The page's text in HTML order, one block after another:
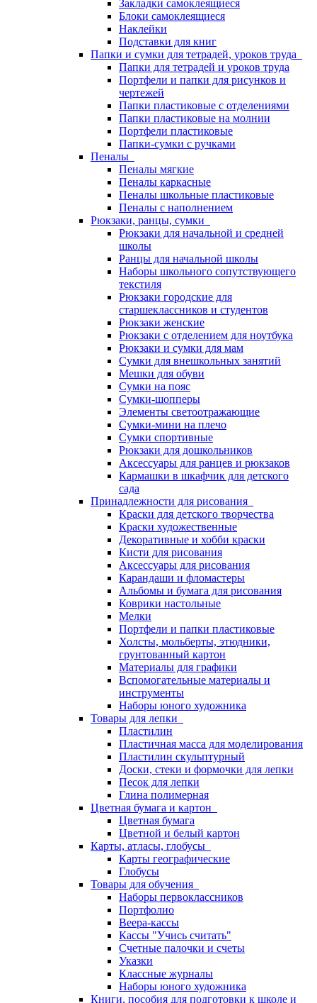
Закладки самоклеящиеся
Блоки самоклеящиеся
Наклейки
Подставки для книг
Папки и сумки для тетрадей, уроков труда
Папки для тетрадей и уроков труда
Портфели и папки для рисунков и
чертежей
Папки пластиковые с отделениями
Папки пластиковые на молнии
Портфели пластиковые
Папки-сумки с ручками
Пеналы
Пеналы мягкие
Пеналы каркасные
Пеналы школьные пластиковые
Пеналы с наполнением
Рюкзаки, ранцы, сумки
Рюкзаки для начальной и средней
школы
Ранцы для начальной школы
Наборы школьного сопутствующего
текстиля
Рюкзаки городские для
старшеклассников и студентов
Рюкзаки женские
Рюкзаки с отделением для ноутбука
Рюкзаки и сумки для мам
Сумки для внешкольных занятий
Мешки для обуви
Сумки на пояс
Сумки-шопперы
Элементы светоотражающие
Сумки-мини на плечо
Сумки спортивные
Рюкзаки для дошкольников
Аксессуары для ранцев и рюкзаков
Кармашки в шкафчик для детского
сада
Принадлежности для рисования
Краски для детского творчества
Краски художественные
Декоративные и хобби краски
Кисти для рисования
Аксессуары для рисования
Карандаши и фломастеры
Альбомы и бумага для рисования
Коврики настольные
Мелки
Портфели и папки пластиковые
Холсты, мольберты, этюдники,
грунтованный картон
Материалы для графики
Вспомогательные материалы и
инструменты
Наборы юного художника
Товары для лепки
Пластилин
Пластичная масса для моделирования
Пластилин скульптурный
Доски, стеки и формочки для лепки
Песок для лепки
Глина полимерная
Цветная бумага и картон
Цветная бумага
Цветной и белый картон
Карты, атласы, глобусы
Карты географические
Глобусы
Товары для обучения
Наборы первоклассников
Портфолио
Веера-кассы
Кассы "Учись считать"
Счетные палочки и счеты
Указки
Классные журналы
Наборы юного художника
Книги, пособия для подготовки к школе и